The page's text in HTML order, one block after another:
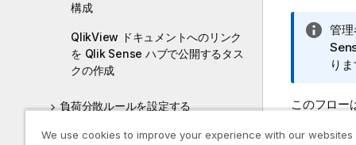
構成
QlikView ドキュメントへのリンク
を Qlik Sense ハブで公開するタス
クの作成
負荷分散ルールを設定する
コンテンツのキャッシュ制御の構成
情
報
メ
管
り
このフロー
We use cookies to improve your experience with our websites